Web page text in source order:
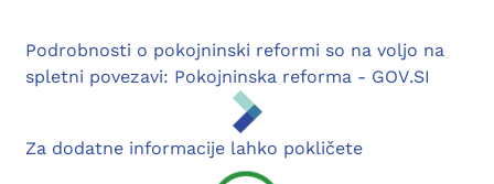
Podrobnosti o pokojninski reformi so na voljo na
spletni povezavi: Pokojninska reforma - GOV.SI
Za dodatne informacije lahko pokličete